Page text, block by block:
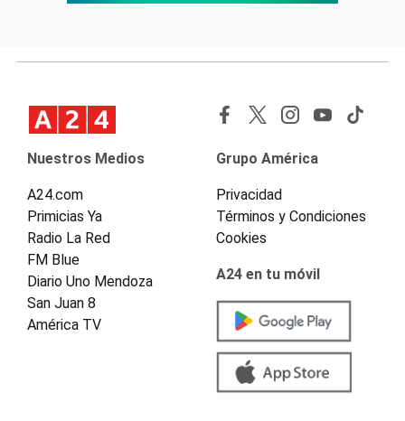
Nuestros Medios
A24.com
Primicias Ya
Radio La Red
FM Blue
Diario Uno Mendoza
San Juan 8
América TV
Grupo América
Privacidad
Términos y Condiciones
Cookies
A24 en tu móvil